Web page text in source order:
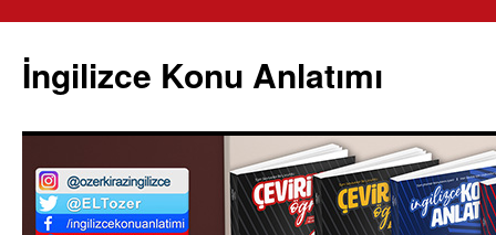
İngilizce Konu Anlatımı